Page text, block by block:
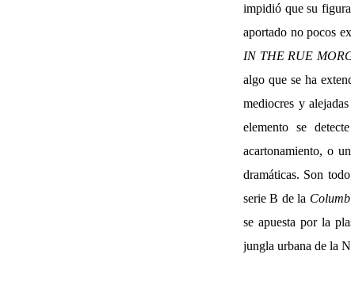
impidió que su
aportado no pocos
IN THE RUE
algo que se ha
mediocres y
elemento se
acartonamiento, o
dramáticas. Son
serie B de la
se apuesta por la
jungla urbana de la